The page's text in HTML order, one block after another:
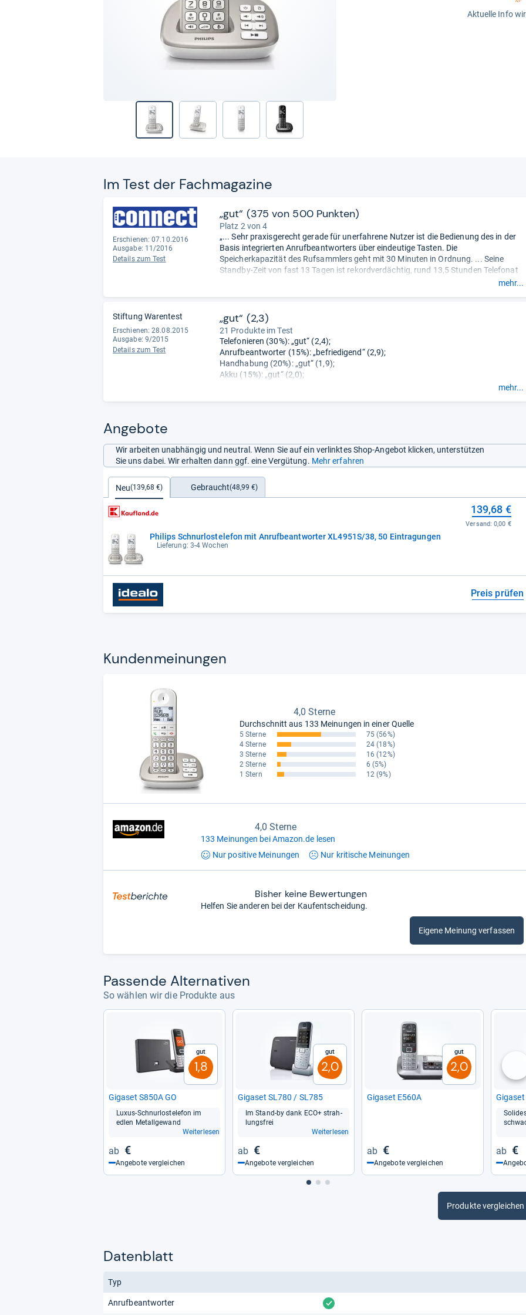
Aktuelle Info
Im Test der Fach­ma­ga­zine
Erschienen: 07.10.2016
Ausgabe: 11/2016
Details zum Test
„gut“ (375 von 500 Punkten)
Platz 2 von 4
„... Sehr praxisgerecht gerade für unerfahrene Nutzer ist die Bedienung des in der
Basis integrierten Anrufbeantworters über eindeutige Tasten. Die
Speicherkapazität des Rufsammlers geht mit 30 Minuten in Ordnung. ... Seine
Standby-Zeit von fast 13 Tagen ist rekordverdächtig, rund 13,5 Stunden Telefonat
liegen auf dem Niveau des Testsiegers Gigaset. Beim Klang sind allerdings leichte
mehr...
Stiftung Warentest
Erschienen: 28.08.2015
Ausgabe: 9/2015
Details zum Test
„gut“ (2,3)
21 Produkte im Test
Telefonieren (30%): „gut“ (2,4);
Anrufbeantworter (15%): „befriedigend“ (2,9);
Handhabung (20%): „gut“ (1,9);
Akku (15%): „gut“ (2,0);
mehr...
Angebote
Wir arbeiten unabhängig und neutral. Wenn Sie auf ein verlinktes Shop-Angebot klicken, unterstützen
Sie uns dabei. Wir erhalten dann ggf. eine Vergütung. Mehr erfahren
Neu(139,68 €) Gebraucht(48,99 €)
Philips Schnurlostelefon mit Anrufbeantworter XL4951S/38, 50 Eintragungen
Lieferung: 3-4 Wochen
139,68 €
Versand:0,00 €
Preis prüfen
Kun­den­mei­nun­gen
4,0 Sterne
Durchschnitt aus 133 Meinungen in einer Quelle
5 Sterne 75 (56%)
4 Sterne
24 (18%)
3 Sterne
16 (12%)
2 Sterne
6 (5%)
1 Stern
12 (9%)
4,0 Sterne
133 Meinungen bei Amazon.de lesen
Nur positive Meinungen Nur kritische Meinungen
Bisher keine Bewertungen
Helfen Sie anderen bei der Kaufentscheidung.
Eigene Meinung verfassen
Pas­sende Alter­na­ti­ven
So wählen wir die Produkte aus
Gut
1,8
Giga­set S850A GO
Luxus-​Schnur­los­te­le­fon im
edlen Metall­ge­wand
Weiterlesen
€
Angebote vergleichen
Gut
2,0
Giga­set SL780 / SL785
Im Stand-​by dank ECO+ strah­
lungs­frei
Weiterlesen
€
Angebote vergleichen
Gut
2,0
Giga­set E560A
€
Angebote vergleichen
Giga­set
€
Produkte vergleichen
Datenblatt
Typ
Anrufbeantworter vorhanden